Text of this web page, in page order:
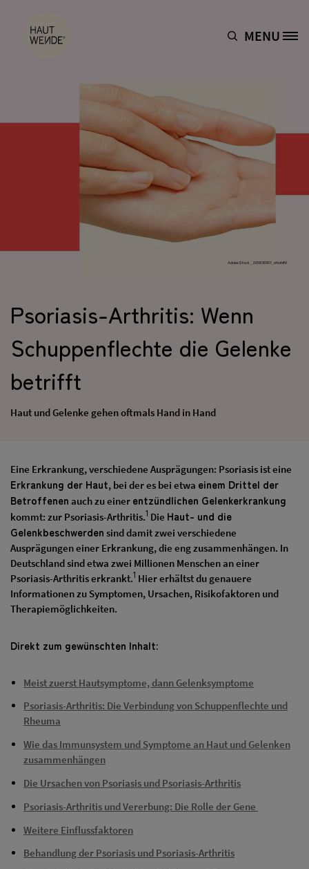
Site Logo MENU
AdobeStock_205838907_ohishiftl
Psoriasis-Arthritis: Wenn
Schuppenflechte die Gelenke
betrifft
Haut und Gelenke gehen oftmals Hand in Hand
Eine Erkrankung, verschiedene Ausprägungen: Psoriasis ist eine
Erkrankung der Haut, bei der es bei etwa einem Drittel der
Betroffenen auch zu einer entzündlichen Gelenkerkrankung
kommt: zur Psoriasis-Arthritis.1 Die Haut- und die
Gelenkbeschwerden sind damit zwei verschiedene
Ausprägungen einer Erkrankung, die eng zusammenhängen. In
Deutschland sind etwa zwei Millionen Menschen an einer
Psoriasis-Arthritis erkrankt.1 Hier erhältst du genauere
Informationen zu Symptomen, Ursachen, Risikofaktoren und
Therapiemöglichkeiten.
Direkt zum gewünschten Inhalt:
Meist zuerst Hautsymptome, dann Gelenksymptome
Psoriasis-Arthritis: Die Verbindung von Schuppenflechte und
Rheuma
Wie das Immunsystem und Symptome an Haut und Gelenken
zusammenhängen
Die Ursachen von Psoriasis und Psoriasis-Arthritis
Psoriasis-Arthritis und Vererbung: Die Rolle der Gene
Weitere Einflussfaktoren
Behandlung der Psoriasis und Psoriasis-Arthritis